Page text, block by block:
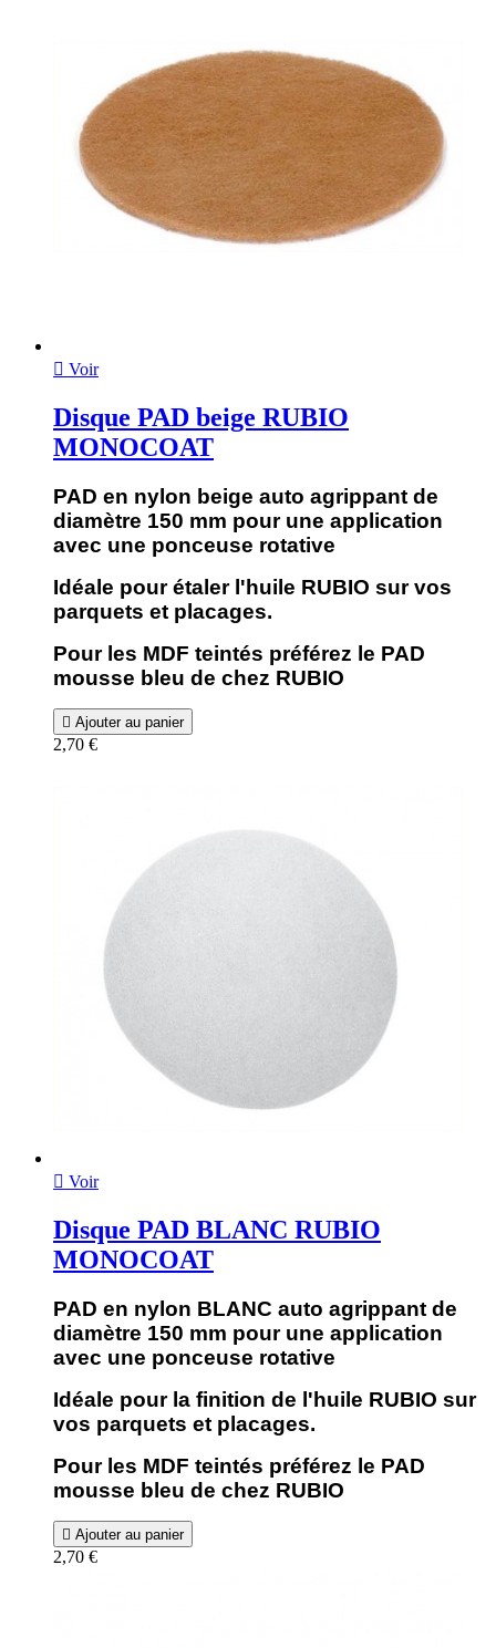
 Voir
Disque PAD beige RUBIO
MONOCOAT
PAD en nylon beige auto agrippant de
diamètre 150 mm pour une application
avec une ponceuse rotative
Idéale pour étaler l'huile RUBIO sur vos
parquets et placages.
Pour les MDF teintés préférez le PAD
mousse bleu de chez RUBIO
 Ajouter au panier
2,70 €
 Voir
Disque PAD BLANC RUBIO
MONOCOAT
PAD en nylon BLANC auto agrippant de
diamètre 150 mm pour une application
avec une ponceuse rotative
Idéale pour la finition de l'huile RUBIO sur
vos parquets et placages.
Pour les MDF teintés préférez le PAD
mousse bleu de chez RUBIO
 Ajouter au panier
2,70 €